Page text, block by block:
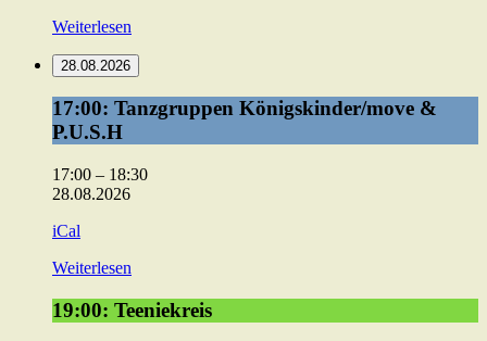
Weiterlesen
28.08.2026
17:00:
Tanzgruppen
Königskinder/move
P.U.S.H
17:00: Tanzgruppen Königskinder/move &
P.U.S.H
17:00 – 18:30
28.08.2026
iCal
Weiterlesen
19:00:
Teeniekreis
19:00: Teeniekreis